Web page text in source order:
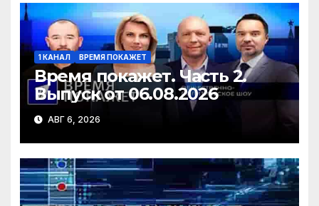
1 КАНАЛ ВРЕМЯ ПОКАЖЕТ
Время покажет. Часть 2.
Выпуск от 06.08.2026
АВГ 6, 2026